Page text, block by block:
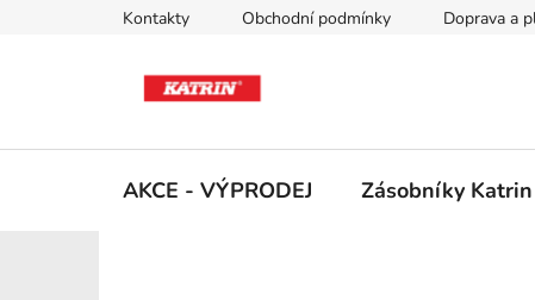
Kontakty Obchodní podmínky Doprava a
AKCE - VÝPRODEJ Zásobníky Katrin